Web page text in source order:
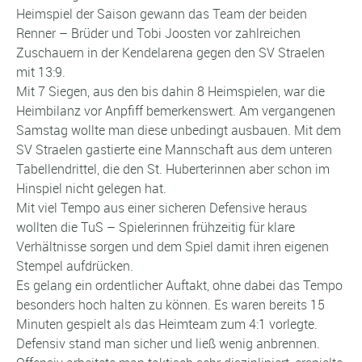
Heimspiel der Saison gewann das Team der beiden
Renner – Brüder und Tobi Joosten vor zahlreichen
Zuschauern in der Kendelarena gegen den SV Straelen
mit 13:9.
Mit 7 Siegen, aus den bis dahin 8 Heimspielen, war die
Heimbilanz vor Anpfiff bemerkenswert. Am vergangenen
Samstag wollte man diese unbedingt ausbauen. Mit dem
SV Straelen gastierte eine Mannschaft aus dem unteren
Tabellendrittel, die den St. Huberterinnen aber schon im
Hinspiel nicht gelegen hat.
Mit viel Tempo aus einer sicheren Defensive heraus
wollten die TuS – Spielerinnen frühzeitig für klare
Verhältnisse sorgen und dem Spiel damit ihren eigenen
Stempel aufdrücken.
Es gelang ein ordentlicher Auftakt, ohne dabei das Tempo
besonders hoch halten zu können. Es waren bereits 15
Minuten gespielt als das Heimteam zum 4:1 vorlegte.
Defensiv stand man sicher und ließ wenig anbrennen.